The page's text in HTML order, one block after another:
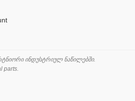
ინდუსტრიულ ნაწილებში.
parts.